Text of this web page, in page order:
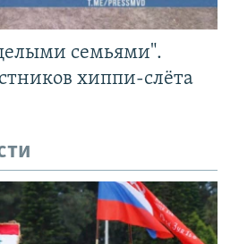
семьями".
хиппи-слёта